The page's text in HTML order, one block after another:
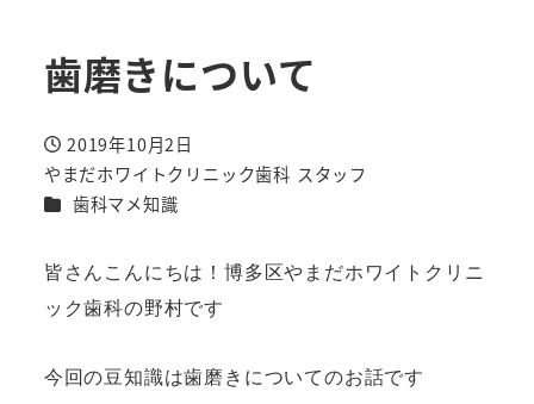
歯磨きについて
投稿日
2019年10月2日
著
者
やまだホワイトクリニック歯科 スタッフ
カテゴリー
歯科マメ知識
皆さんこんにちは！博多区やまだホワイトクリニ
ック歯科の野村です
今回の豆知識は歯磨きについてのお話です